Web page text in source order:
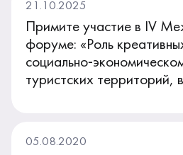
21.10.2025
Примите участие в IV
форуме: «Роль
туристских территорий,
05.08.2020